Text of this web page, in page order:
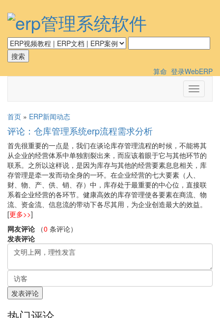
算命 登录WebERP
切
换
首页 » ERP新闻动态
评论：仓库管理系统erp流程需求分析
首先很重要的一点是，我们在谈论库存管理流程的时候，不能将其
从企业的经营体系中单独割裂出来，而应该着眼于它与其他环节的
联系。之所以这样说，是因为库存与其他的经营要素息息相关，库
存管理是牵一发而动全身的一环。在企业经营的七大要素（人、
财、物、产、供、销、存）中，库存处于最重要的中心位，直接联
系着企业经营的各环节。健康高效的库存管理使各要素在商流、物
流、资金流、信息流的带动下各尽其用，为企业创造最大的效益。
[更多>>]
网友评论 （0 条评论）
发表评论